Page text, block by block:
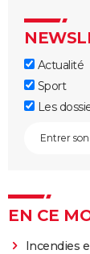
Actualité
Sport
Les
EN CE
Incendies